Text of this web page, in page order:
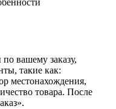
вашему заказу,
такие как:
местонахождения,
товара. После